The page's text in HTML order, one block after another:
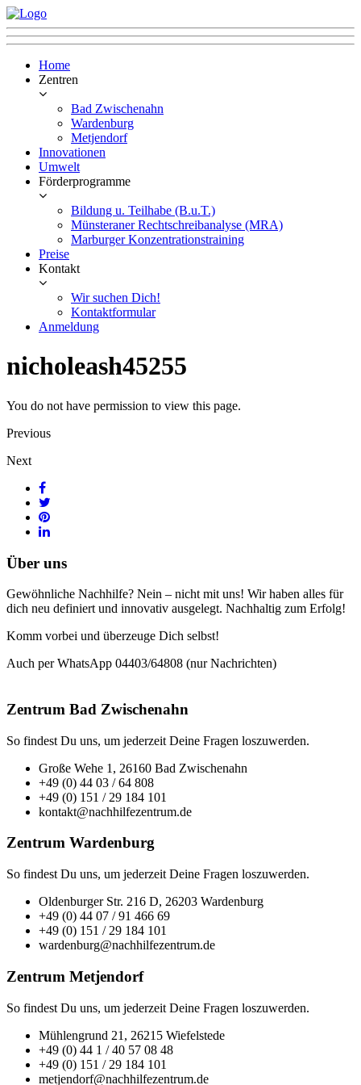
Home
Zentren
Bad Zwischenahn
Wardenburg
Metjendorf
Innovationen
Umwelt
Förderprogramme
Bildung u. Teilhabe (B.u.T.)
Münsteraner Rechtschreibanalyse (MRA)
Marburger Konzentrationstraining
Preise
Kontakt
Wir suchen Dich!
Kontaktformular
Anmeldung
nicholeash45255
You do not have permission to view this page.
Previous
Next
Über uns
Gewöhnliche Nachhilfe? Nein – nicht mit uns! Wir haben alles für
dich neu definiert und innovativ ausgelegt. Nachhaltig zum Erfolg!
Komm vorbei und überzeuge Dich selbst!
Auch per WhatsApp 04403/64808 (nur Nachrichten)
Zentrum Bad Zwischenahn
So findest Du uns, um jederzeit Deine Fragen loszuwerden.
Große Wehe 1, 26160 Bad Zwischenahn
+49 (0) 44 03 / 64 808
+49 (0) 151 / 29 184 101
kontakt@nachhilfezentrum.de
Zentrum Wardenburg
So findest Du uns, um jederzeit Deine Fragen loszuwerden.
Oldenburger Str. 216 D, 26203 Wardenburg
+49 (0) 44 07 / 91 466 69
+49 (0) 151 / 29 184 101
wardenburg@nachhilfezentrum.de
Zentrum Metjendorf
So findest Du uns, um jederzeit Deine Fragen loszuwerden.
Mühlengrund 21, 26215 Wiefelstede
+49 (0) 44 1 / 40 57 08 48
+49 (0) 151 / 29 184 101
metjendorf@nachhilfezentrum.de